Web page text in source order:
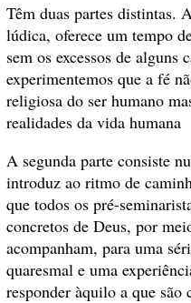
Têm duas partes distintas.
lúdica, oferece um tempo
sem os excessos de alguns
experimentemos que a fé
religiosa do ser humano
realidades da vida humana
A segunda parte consiste
introduz ao ritmo de
que todos os pré-
concretos de Deus, por
acompanham, para uma
quaresmal e uma
responder àquilo a que são